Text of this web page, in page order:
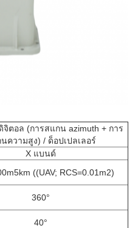
จิตอล (การสแกน azimuth + การ
ความสูง) / ด็อปเปลเลอร์
X แบนด์
((UAV; RCS=0.01m2)
360°
40°